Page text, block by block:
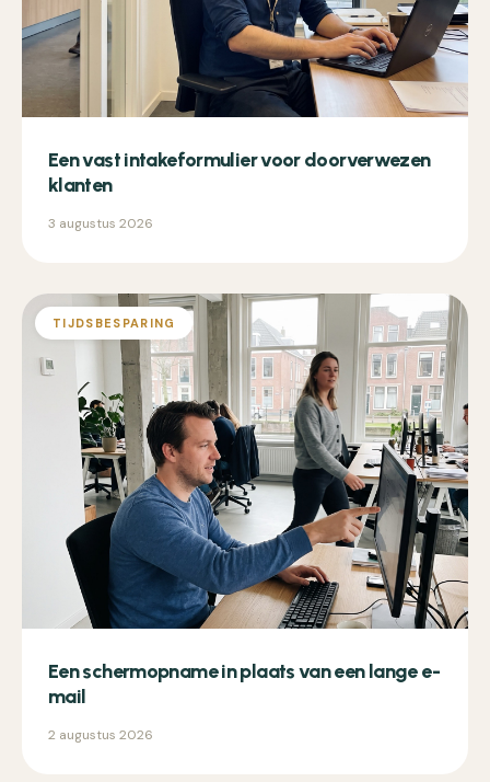
Een vast intakeformulier voor doorverwezen
klanten
3 augustus 2026
TIJDSBESPARING
Een schermopname in plaats van een lange e-
mail
2 augustus 2026